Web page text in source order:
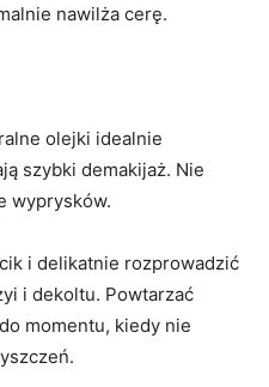
nawilża cerę.
olejki idealnie
szybki demakijaż. Nie
wyprysków.
i delikatnie rozprowadzić
i dekoltu. Powtarzać
momentu, kiedy nie